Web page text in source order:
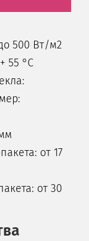
500 Вт/м2
55 °C
от 17
от 30